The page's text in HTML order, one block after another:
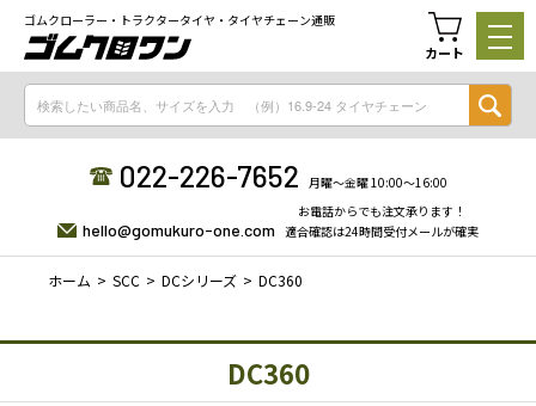
ゴムクローラー・トラクタータイヤ・タイヤチェーン通販
カート
022-226-7652 月曜〜金曜 10:00〜16:00
hello@gomukuro-one.com
お電話からでも注文承ります！
適合確認は24時間受付メールが確実
ホーム SCC DCシリーズ DC360
DC360